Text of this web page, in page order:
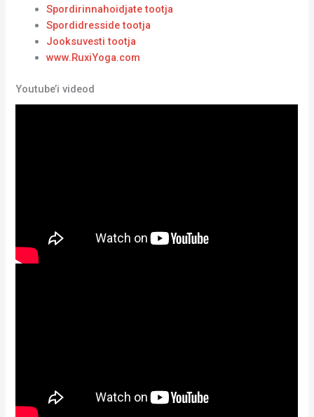
Spordirinnahoidjate tootja
Spordidresside tootja
Jooksuvesti tootja
www.RuxiYoga.com
Youtube’i videod